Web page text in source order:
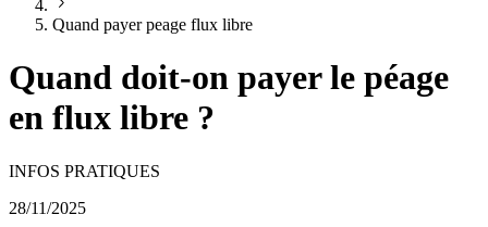
Quand payer peage flux libre
Quand doit-on payer le péage
en flux libre ?
INFOS PRATIQUES
28/11/2025